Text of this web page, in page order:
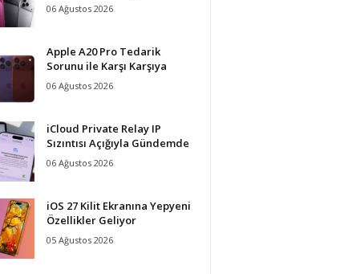
06 Ağustos 2026
Apple A20 Pro Tedarik
Sorunu ile Karşı Karşıya
06 Ağustos 2026
iCloud Private Relay IP
Sızıntısı Açığıyla Gündemde
06 Ağustos 2026
iOS 27 Kilit Ekranına Yepyeni
Özellikler Geliyor
05 Ağustos 2026